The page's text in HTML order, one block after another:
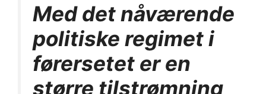
Med det nåværende
politiske regimet i
førersetet er en
større tilstrømning